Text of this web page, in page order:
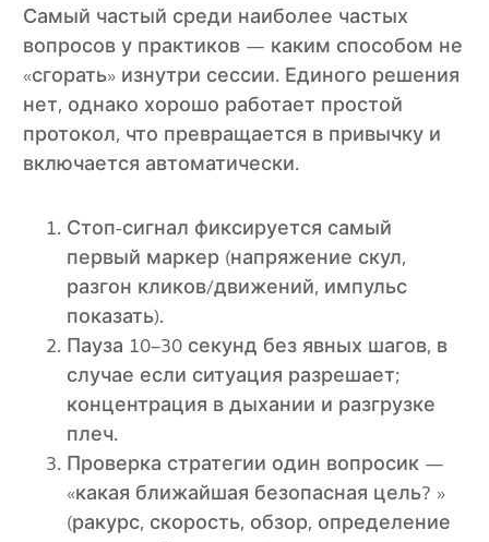
Самый частый среди наиболее частых
вопросов у практиков — каким способом не
«сгорать» изнутри сессии. Единого решения
нет, однако хорошо работает простой
протокол, что превращается в привычку и
включается автоматически.
Стоп-сигнал фиксируется самый
первый маркер (напряжение скул,
разгон кликов/движений, импульс
показать).
Пауза 10–30 секунд без явных шагов, в
случае если ситуация разрешает;
концентрация в дыхании и разгрузке
плеч.
Проверка стратегии один вопросик —
«какая ближайшая безопасная цель? »
(ракурс, скорость, обзор, определение